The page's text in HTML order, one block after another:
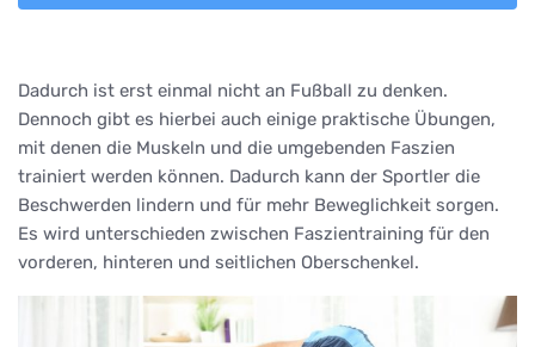
Dadurch ist erst einmal nicht an Fußball zu denken.
Dennoch gibt es hierbei auch einige praktische Übungen,
mit denen die Muskeln und die umgebenden Faszien
trainiert werden können. Dadurch kann der Sportler die
Beschwerden lindern und für mehr Beweglichkeit sorgen.
Es wird unterschieden zwischen Faszientraining für den
vorderen, hinteren und seitlichen Oberschenkel.